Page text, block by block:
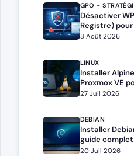
GPO -
Désactiver
Registre)
3 Août 2026
LINUX
Installer
Proxmox VE
Docker
27 Juil 2026
DEBIAN
Installer
guide
20 Juil 2026